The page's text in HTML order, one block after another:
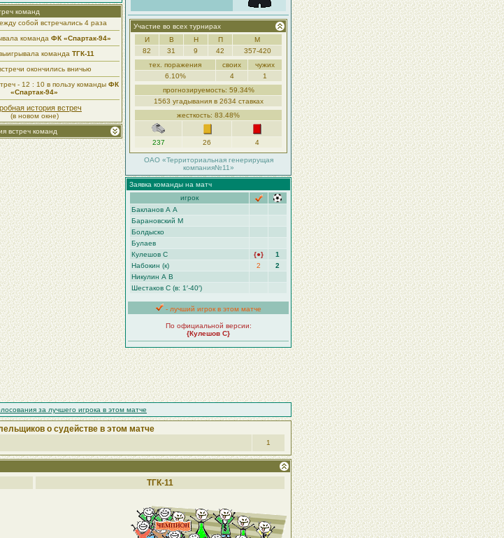
команд
собой встречались 4 раза
команда ФК «Спартак-94»
команда ТГК-11
окончились вничью
- 12 : 10 в пользу команды ФК
«Спартак-94»
история встреч
(в новом окне)
встреч команд
Участие во всех турнирах
И
В Н П
М
82
31 9 42
357-420
тех. поражения
своих
чужих
6.10%
4
1
прогнозируемость: 59.34%
1563 угадывания в 2634 ставках
жесткость: 83.48%
237 26 4
ОАО «Территориальная генерирущая
компания№11»
Заявка команды на матч
игрок
Бакланов А А
Барановский М
Болдыско
Булаев
Кулешов С
{●}
1
Набокин (к)
2
2
Никулин А В
Шестаков С (в: 1′-40′)
- лучший игрок в этом матче
По официальной версии:
{Кулешов С}
за лучшего игрока в этом матче
о судействе в этом матче
1
ТГК-11